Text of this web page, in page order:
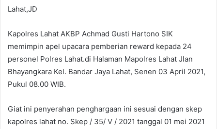
Lahat,JD
Kapolres Lahat AKBP Achmad Gusti Hartono SIK
memimpin apel upacara pemberian reward kepada 24
personel Polres Lahat.di Halaman Mapolres Lahat Jlan
Bhayangkara Kel. Bandar Jaya Lahat, Senen 03 April 2021,
Pukul 08.00 WIB.
Giat ini penyerahan penghargaan ini sesuai dengan skep
kapolres lahat no. Skep / 35/ V / 2021 tanggal 01 mei 2021